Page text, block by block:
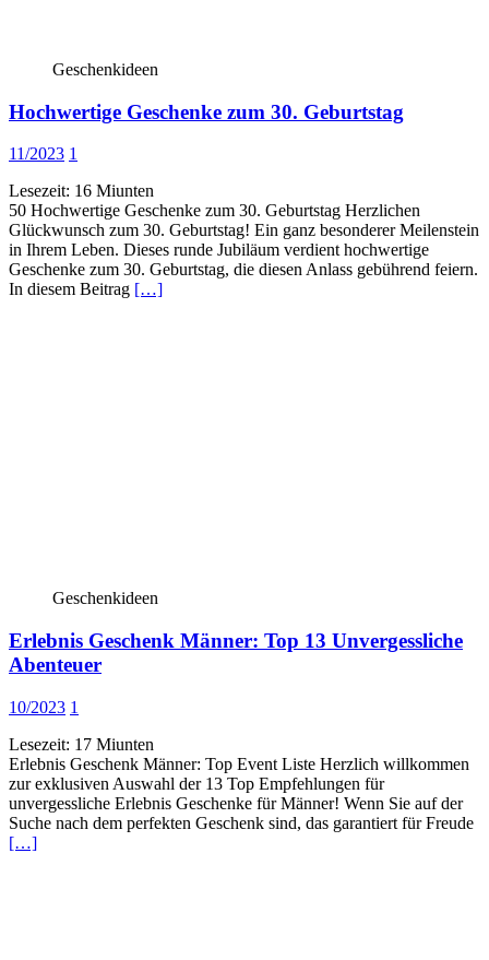
Geschenkideen
Hochwertige Geschenke zum 30. Geburtstag
11/2023 1
Lesezeit: 16 Miunten
50 Hochwertige Geschenke zum 30. Geburtstag Herzlichen
Glückwunsch zum 30. Geburtstag! Ein ganz besonderer Meilenstein
in Ihrem Leben. Dieses runde Jubiläum verdient hochwertige
Geschenke zum 30. Geburtstag, die diesen Anlass gebührend feiern.
In diesem Beitrag […]
Geschenkideen
Erlebnis Geschenk Männer: Top 13 Unvergessliche
Abenteuer
10/2023 1
Lesezeit: 17 Miunten
Erlebnis Geschenk Männer: Top Event Liste Herzlich willkommen
zur exklusiven Auswahl der 13 Top Empfehlungen für
unvergessliche Erlebnis Geschenke für Männer! Wenn Sie auf der
Suche nach dem perfekten Geschenk sind, das garantiert für Freude
[…]